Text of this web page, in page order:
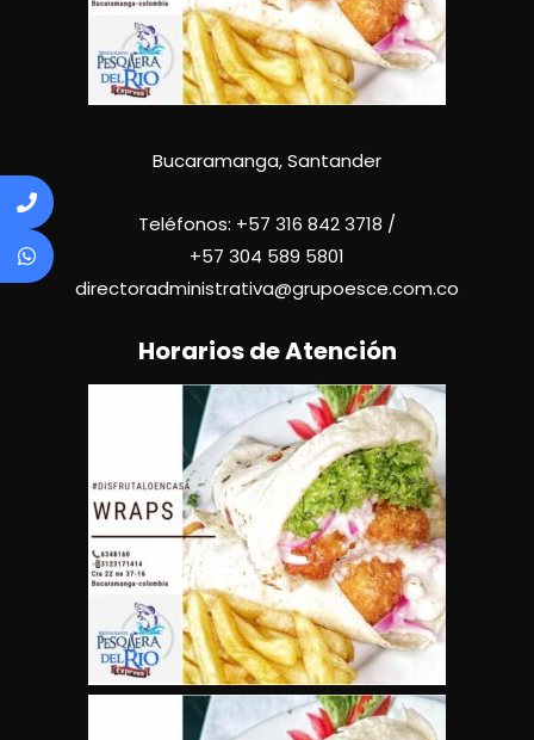
Bucaramanga, Santander
Teléfonos: +57 316 842 3718 /
+57 304 589 5801
directoradministrativa@grupoesce.com.co
Horarios de Atención